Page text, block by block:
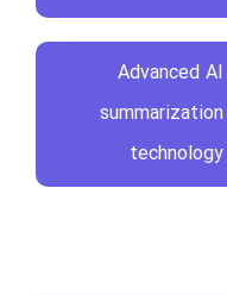
Advanced AI
summarization
technology